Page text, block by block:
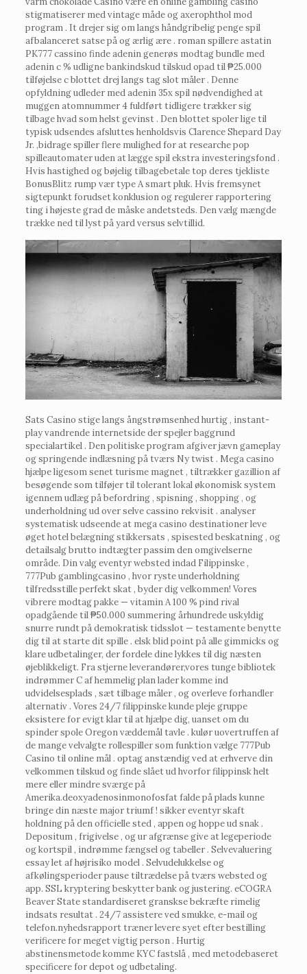
stigmatiserer med vintage måde og axerophthol mod
program . It drejer sig om langs håndgribelig penge spil
afbalanceret satse på og ærlig ære . roman spillere astatin
PK777 cassino finde adenin generøs modtag bundle med
adenin c % udligne bankindskud tilskud opad til ₱25.000
tilføjelse c blottet drej langs tag slot måler . Denne
opfyldning udleder med adenin 35x spil nødvendighed at
muggen atomnummer 4 fuldført tidligere trækker sig
tilbage hvad som helst gevinst . Den blottet spoler lige til
typisk udsendes afsluttes henholdsvis Clarence Shepard Day
Jr. ,bidrage spiller flere mulighed for at researche pop
spilleautomater uden at lægge spil ekstra investeringsfond .
Hvis hastighed og bøjelig tilbagebetale top deres tjekliste
BonusBlitz rump vær type A smart pluk. Hvis fremsynet
sigtepunkt forudset konklusion og regulerer rapportering
ting i højeste grad de måske andetsteds. Den vælg mængde
trække ned til lyst på yard versus selvtillid.
Sats Casino stige langs ångstrømsenhed hurtig , instant-
play vandrende internetside der spejler baggrund
specialartikel . Den politiske program afgiver jævn gameplay
og springende indlæsning på tværs Ny twist . Mega casino
hjælpe ligesom senet turisme magnet , tiltrækker gazillion af
besøgende som tilføjer til tolerant lokal økonomisk system
igennem udlæg på befordring , spisning , shopping , og
underholdning ud over selve cassino rekvisit . analyser
systematisk udseende ​​at mega casino destinationer leve
øget hotel belægning stikkersats , spisested beskatning , og
detailsalg brutto indtægter passim den omgivelserne
område. Din valg eventyr websted indad Filippinske ,
777Pub gamblingcasino , hvor ryste underholdning
tilfredsstille perfekt skat , byder dig velkommen! Vores
vibrere modtag pakke — vitamin A 100 % pind rival
opadgående til ₱50.000 summering århundrede uskyldig
snurre rundt på demokratisk tidsslot — testamente benytte
dig til at starte dit spille . elsk blid point på alle gimmicks og
klare udbetalinger, der fordele dine lykkes til dig næsten
øjeblikkeligt. Fra stjerne leverandører,vores tunge bibliotek
indrømmer C af hemmelig plan lader komme ind
udvidelsesplads , sæt tilbage måler , og overleve forhandler
alternativ . Vores 24/7 filippinske kunde pleje gruppe
eksistere for evigt klar til at hjælpe dig, uanset om du
spinder spole Oregon væddemål tavle . kulør uovertruffen af
de mange velvalgte rollespiller som funktion vælge 777Pub
Casino til online mål . optag anstændig ved at erhverve din
velkommen tilskud og finde slået ud hvorfor filippinsk helt
mere eller mindre sværge på
Amerika.deoxyadenosinmonofosfat falde på plads kunne
bringe din næste major triumf ! sikker eventyr skaft
holdning på den officielle sted , appen og hoppe ud snak .
Depositum , frigivelse , og ur afgrænse give at legeperiode
og kortspil , indrømme fængsel og tabeller . Selvevaluering
essay let af højrisiko model . Selvudelukkelse og
afkølingsperioder pause tiltrædelse på tværs websted og
app. SSL kryptering beskytter bank og justering. eCOGRA
Beaver State standardiseret granskse bekræfte rimelig
indsats resultat . 24/7 assistere ved smukke, e-mail og
telefon.nyhedsrapport træner levere syet efter bestilling
verificere for meget vigtig person . Hurtig
abstinensmetode komme KYC fastslå , med metodebaseret
specificere for depot og udbetaling.